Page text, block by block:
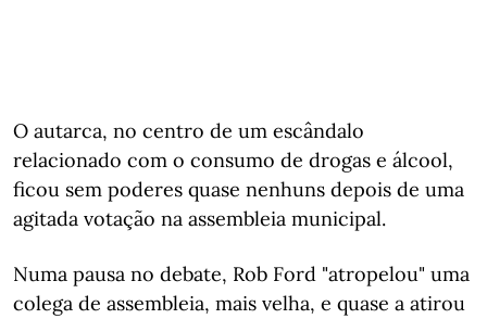
O autarca, no centro de um escândalo
relacionado com o consumo de drogas e álcool,
ficou sem poderes quase nenhuns depois de uma
agitada votação na assembleia municipal.
Numa pausa no debate, Rob Ford "atropelou" uma
colega de assembleia, mais velha, e quase a atirou